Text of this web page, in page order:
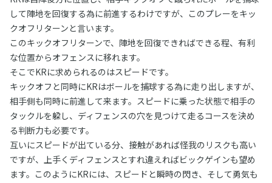
して陣地を回復する為に前進するわけですが、このプレーをキッ
クオフリターンと言います。
このキックオフリターンで、陣地を回復できればできる程、有利
な位置からオフェンスに移れます。
そこでKRに求められるのはスピードです。
キックオフと同時にKRはボールを捕球する為に走り出しますが、
相手側も同時に前進して来ます。スピードに乗った状態で相手の
タックルを躱し、ディフェンスの穴を見つけて走るコースを決め
る判断力も必要です。
互いにスピードが出ている分、接触があれば怪我のリスクも高い
ですが、上手くディフェンスとすれ違えればビックゲインも望め
ます。このようにKRには、スピードと瞬時の閃き、そして勇気も